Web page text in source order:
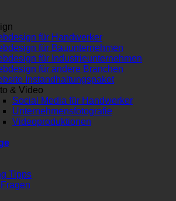
für Handwerker
für Bauunternehmen
für Industrieunternehmen
für andere Branchen
Instandhaltungspaket
& Video
Social Media für Handwerker
Unternehmensfotografie
Videoproduktionen
Tipps